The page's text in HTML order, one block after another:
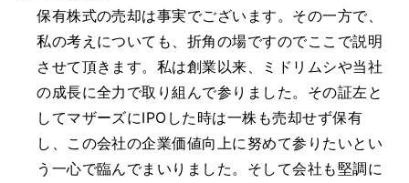
保有株式の売却は事実でございます。その一方で、
私の考えについても、折角の場ですのでここで説明
させて頂きます。私は創業以来、ミドリムシや当社
の成長に全力で取り組んで参りました。その証左と
してマザーズにIPOした時は一株も売却せず保有
し、この会社の企業価値向上に努めて参りたいとい
う一心で臨んでまいりました。そして会社も堅調に